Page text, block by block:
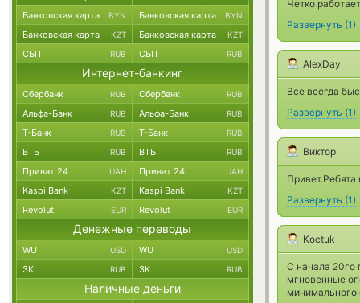
Четко
Развернуть (1)
AlexDay
Все всегда
Развернуть (1)
Виктор
Развернуть (1)
Koctuk
С начала 20го
мгновенные
минимального
Банковская карта BYN Банковская карта BYN
Банковская карта KZT Банковская карта KZT
СБП RUB СБП RUB
Интернет-банкинг
Сбербанк RUB Сбербанк RUB
Альфа-Банк RUB Альфа-Банк RUB
Т-Банк RUB Т-Банк RUB
ВТБ RUB ВТБ RUB
Приват 24 UAH Приват 24 UAH
Kaspi Bank KZT Kaspi Bank KZT
Revolut EUR Revolut EUR
Денежные переводы
WU USD WU USD
ЗК RUB ЗК RUB
Наличные деньги